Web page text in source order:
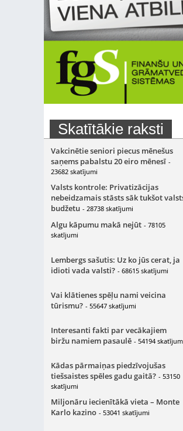
Skatītākie raksti
Vakcinētie seniori piecus mēnešus
saņems pabalstu 20 eiro mēnesī -
23682 skatījumi
Valsts kontrole: Privatizācijas
nebeidzamais stāsts sāk tukšot
budžetu - 28738 skatījumi
Algu kāpumu makā nejūt - 78105
skatījumi
Lembergs sašutis: Uz ko jūs cerat, ja
idioti vada valsti? - 68615 skatījumi
Vai klātienes spēļu nami veicina
tūrismu? - 55647 skatījumi
Interesanti fakti par vecākajiem
biržu namiem pasaulē - 54194
Kādas pārmaiņas piedzīvojušas
tiešsaistes spēles gadu gaitā? - 53150
skatījumi
Miljonāru iecienītākā vieta – Monte
Karlo kazino - 53041 skatījumi